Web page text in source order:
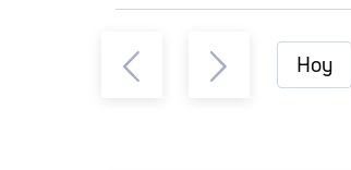
EventosHoy